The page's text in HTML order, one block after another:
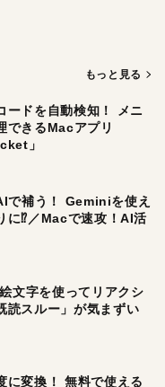
もっと見る
ードを自動検知！ メニ
できるMacアプリ
」
で補う！ Geminiを使え
に⁉︎／Macで速攻！AI活
文字を使ってリアクシ
読スルー」が気まずい
に変換！ 無料で使える